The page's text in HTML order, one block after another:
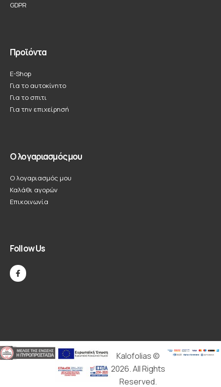
GDPR
Προϊόντα
E-Shop
Για το αυτοκίνητο
Για το σπιτι
Για την επιχείρησή
Ο λογαριασμός μου
Ο λογαριασμός μου
Καλάθι αγορών
Επικοινωνία
Follow Us
Kalofolias ©
2026. All Rights
Reserved.